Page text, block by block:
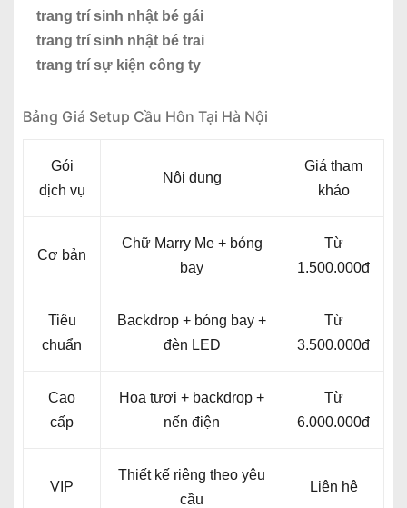
trang trí sinh nhật bé gái
trang trí sinh nhật bé trai
trang trí sự kiện công ty
Bảng Giá Setup Cầu Hôn Tại Hà Nội
Gói
dịch vụ
Nội dung
Giá tham
khảo
Cơ bản
Chữ Marry Me + bóng
bay
Từ
1.500.000đ
Tiêu
chuẩn
Backdrop + bóng bay +
đèn LED
Từ
3.500.000đ
Cao
cấp
Hoa tươi + backdrop +
nến điện
Từ
6.000.000đ
VIP
Thiết kế riêng theo yêu
cầu
Liên hệ